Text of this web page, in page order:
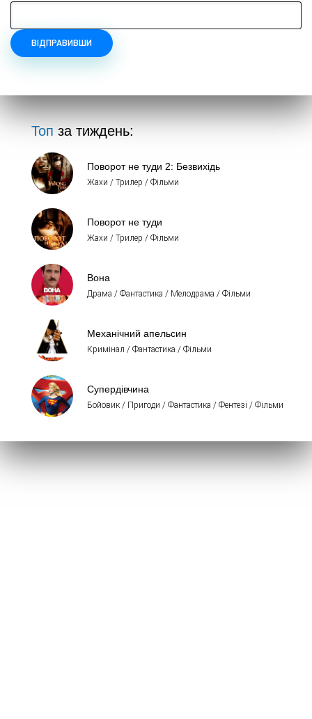
ВІДПРАВИВШИ
Топ за тиждень:
Поворот не туди 2: Безвихідь
Жахи / Трилер / Фільми
Поворот не туди
Жахи / Трилер / Фільми
Вона
Драма / Фантастика / Мелодрама / Фільми
Механічний апельсин
Кримінал / Фантастика / Фільми
Супердівчина
Бойовик / Пригоди / Фантастика / Фентезі / Фільми